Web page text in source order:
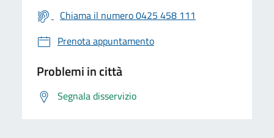
Chiama il numero 0425 458 111
Prenota appuntamento
Problemi in città
Segnala disservizio